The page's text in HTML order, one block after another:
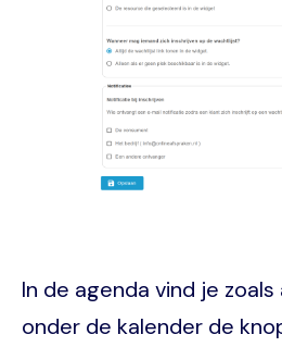
In de agenda vind je
onder de kalender de